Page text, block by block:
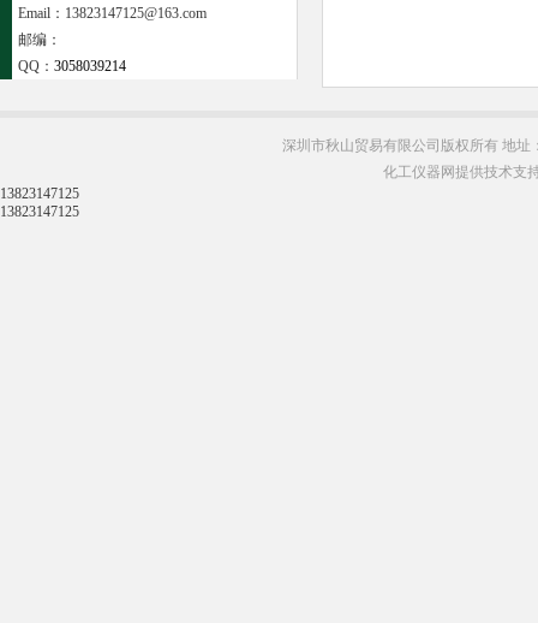
Email：13823147125@163.com
邮编：
QQ： 3058039214
深圳市秋山贸易有限公司版权所有 地址
化工仪器网提供技术支
13823147125
13823147125